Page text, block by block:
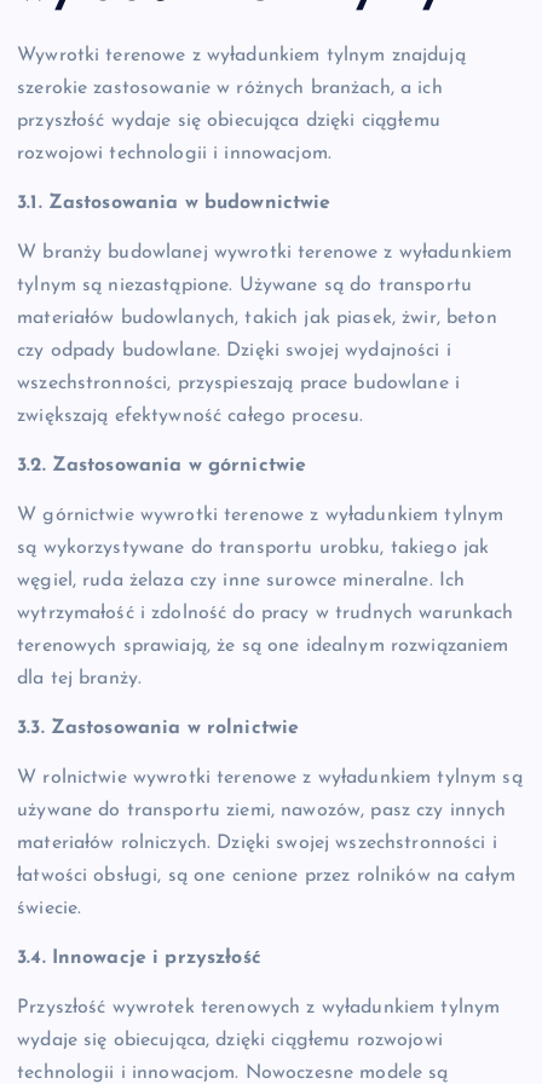
Wywrotki terenowe z wyładunkiem tylnym znajdują
szerokie zastosowanie w różnych branżach, a ich
przyszłość wydaje się obiecująca dzięki ciągłemu
rozwojowi technologii i innowacjom.
3.1. Zastosowania w budownictwie
W branży budowlanej wywrotki terenowe z wyładunkiem
tylnym są niezastąpione. Używane są do transportu
materiałów budowlanych, takich jak piasek, żwir, beton
czy odpady budowlane. Dzięki swojej wydajności i
wszechstronności, przyspieszają prace budowlane i
zwiększają efektywność całego procesu.
3.2. Zastosowania w górnictwie
W górnictwie wywrotki terenowe z wyładunkiem tylnym
są wykorzystywane do transportu urobku, takiego jak
węgiel, ruda żelaza czy inne surowce mineralne. Ich
wytrzymałość i zdolność do pracy w trudnych warunkach
terenowych sprawiają, że są one idealnym rozwiązaniem
dla tej branży.
3.3. Zastosowania w rolnictwie
W rolnictwie wywrotki terenowe z wyładunkiem tylnym są
używane do transportu ziemi, nawozów, pasz czy innych
materiałów rolniczych. Dzięki swojej wszechstronności i
łatwości obsługi, są one cenione przez rolników na całym
świecie.
3.4. Innowacje i przyszłość
Przyszłość wywrotek terenowych z wyładunkiem tylnym
wydaje się obiecująca, dzięki ciągłemu rozwojowi
technologii i innowacjom. Nowoczesne modele są